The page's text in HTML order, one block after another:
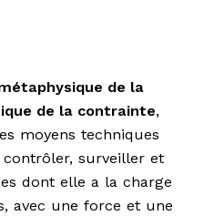
de la
de la contrainte,
moyens techniques
contrôler, surveiller et
dont elle a la charge
avec une force et une